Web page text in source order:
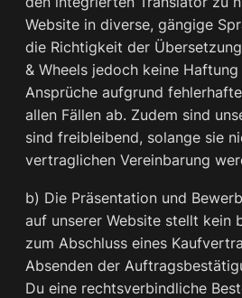
Website in diverse, gängige
die Richtigkeit der
& Wheels jedoch keine
Ansprüche aufgrund
allen Fällen ab. Zudem sind
sind freibleibend, solange sie
vertraglichen Vereinbarung
b) Die Präsentation und
auf unserer Website stellt kein
zum Abschluss eines
Absenden der
Du eine rechtsverbindliche